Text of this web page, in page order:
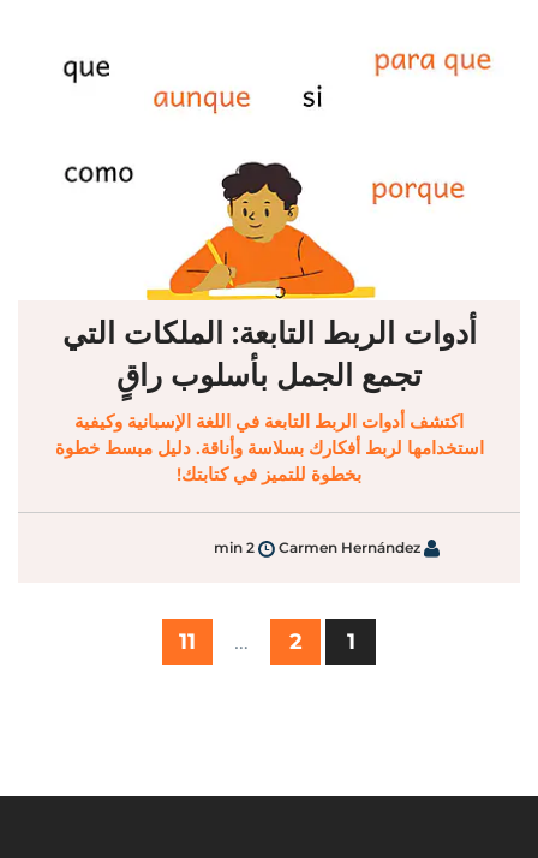
أدوات الربط التابعة: الملكات التي
تجمع الجمل بأسلوب راقٍ
اكتشف أدوات الربط التابعة في اللغة الإسبانية وكيفية
استخدامها لربط أفكارك بسلاسة وأناقة. دليل مبسط خطوة
بخطوة للتميز في كتابتك!
Carmen Hernández
2 min
1
2
…
11